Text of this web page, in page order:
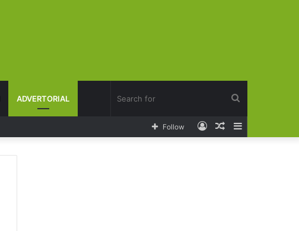
ADVERTORIAL
Random
Log
Follow